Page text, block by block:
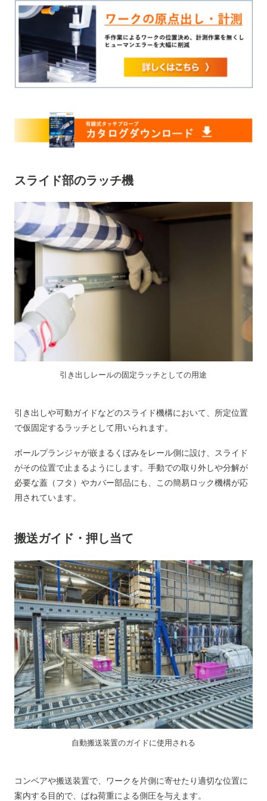
スライド部のラッチ機
引き出しレールの固定ラッチとしての用途
引き出しや可動ガイドなどのスライド機構において、所定位置
で仮固定するラッチとして用いられます。
ボールプランジャが嵌まるくぼみをレール側に設け、スライド
がその位置で止まるようにします。手動での取り外しや分解が
必要な蓋（フタ）やカバー部品にも、この簡易ロック機構が応
用されています。
搬送ガイド・押し当て
自動搬送装置のガイドに使用される
コンベアや搬送装置で、ワークを片側に寄せたり適切な位置に
案内する目的で、ばね荷重による側圧を与えます。